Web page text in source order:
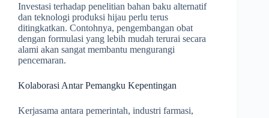
Investasi terhadap penelitian bahan baku alternatif
dan teknologi produksi hijau perlu terus
ditingkatkan. Contohnya, pengembangan obat
dengan formulasi yang lebih mudah terurai secara
alami akan sangat membantu mengurangi
pencemaran.
Kolaborasi Antar Pemangku Kepentingan
Kerjasama antara pemerintah, industri farmasi,